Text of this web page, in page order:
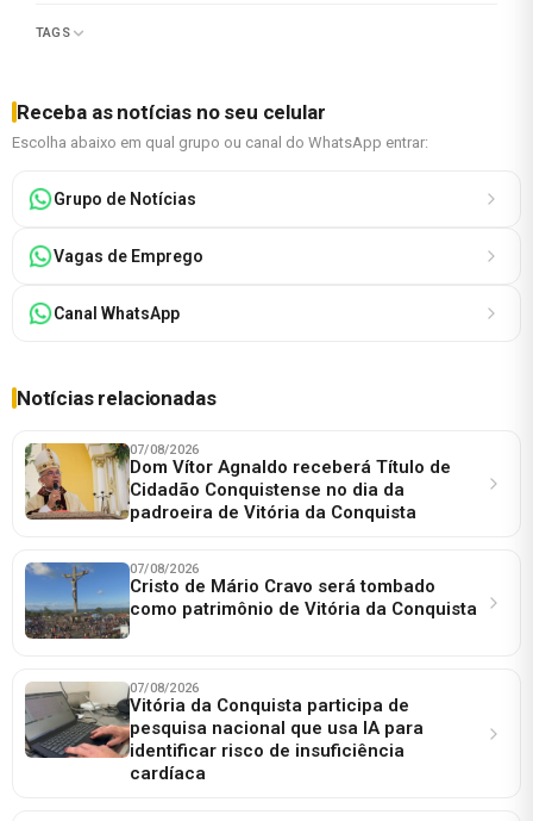
TAGS
Receba as notícias no seu celular
Escolha abaixo em qual grupo ou canal do WhatsApp entrar:
Grupo de Notícias
Vagas de Emprego
Canal WhatsApp
Notícias relacionadas
07/08/2026
Dom Vítor Agnaldo receberá Título de
Cidadão Conquistense no dia da
padroeira de Vitória da Conquista
07/08/2026
Cristo de Mário Cravo será tombado
como patrimônio de Vitória da Conquista
07/08/2026
Vitória da Conquista participa de
pesquisa nacional que usa IA para
identificar risco de insuficiência
cardíaca